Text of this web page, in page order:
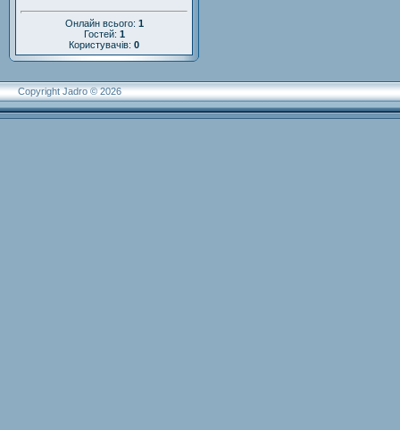
Онлайн всього: 1
Гостей: 1
Користувачів: 0
Copyright Jadro © 2026